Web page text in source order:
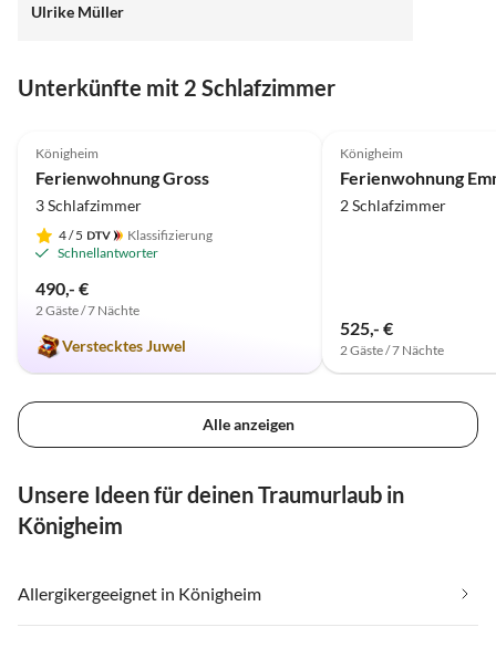
Ulrike Müller
Unterkünfte mit 2 Schlafzimmer
Königheim
Ferienwohnung Gross
3 Schlafzimmer
4/ 5
Klassifizierung
Schnellantworter
490,- €
2 Gäste / 7 Nächte
Verstecktes Juwel
Königheim
Ferienwohnung
2 Schlafzimmer
525,- €
2 Gäste / 7 Nächte
Alle anzeigen
Unsere Ideen für deinen Traumurlaub in
Königheim
Allergikergeeignet in Königheim